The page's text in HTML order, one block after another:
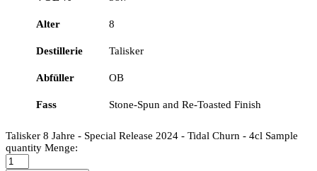
Alter 8
Destillerie Talisker
Abfüller OB
Fass Stone-Spun and Re-Toasted Finish
Talisker 8 Jahre - Special Release 2024 - Tidal Churn - 4cl Sample
quantity Menge: